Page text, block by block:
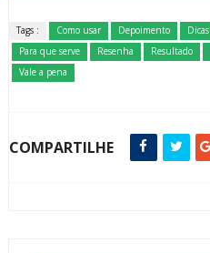
Tags : Como usar Depoimento Dicas
Para que serve
Resenha Resultado
Vale a pena
COMPARTILHE